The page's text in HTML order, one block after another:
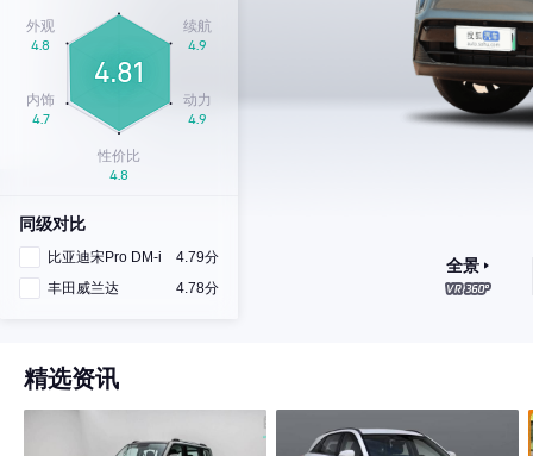
同级对比
比亚迪宋Pro DM-i
4.79分
丰田威兰达
4.78分
全景
精选资讯